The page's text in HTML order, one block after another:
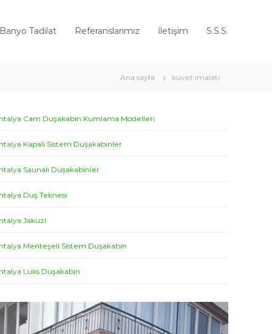
Tadilat Referanslarımız İletişim S.S.S.
Ana sayfa küvet imalatı
Cam Duşakabin Kumlama Modelleri
Kapalı Sistem Duşakabinler
Saunalı Duşakabinler
Duş Teknesi
Jakuzi
Menteşeli Sistem Duşakabin
Lüks Düşakabin